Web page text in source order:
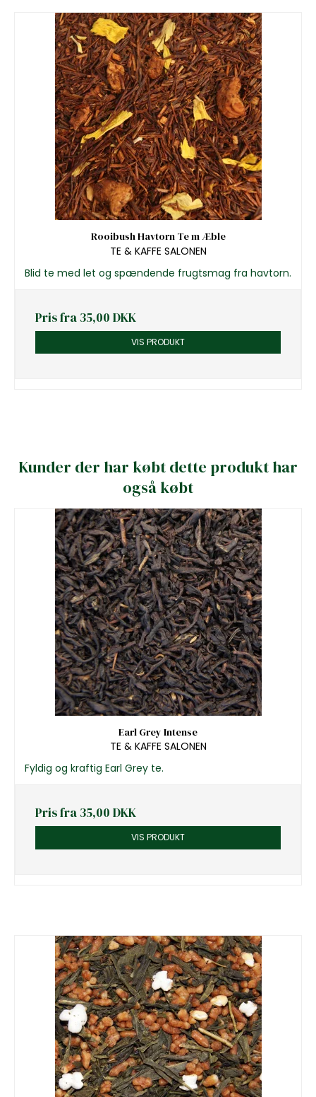
Rooibush Havtorn Te m Æble
TE & KAFFE SALONEN
Blid te med let og spændende frugtsmag fra havtorn.
Pris fra35,00 DKK
VIS PRODUKT
Kunder der har købt dette produkt har
også købt
Earl Grey Intense
TE & KAFFE SALONEN
Fyldig og kraftig Earl Grey te.
Pris fra35,00 DKK
VIS PRODUKT